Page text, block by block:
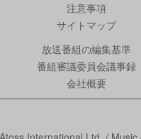
注意事項
サイトマップ
放送番組の編集基準
番組審議委員会議事録
会社概要